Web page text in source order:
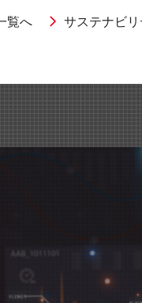
ーアル
実績値の差異及び通
基準〕(連結) （
て『はにさっくポー
ピミー）＞小型ステ
覧へ サステナビ